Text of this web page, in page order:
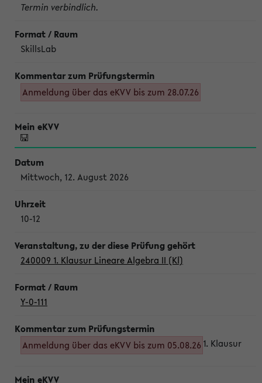
Termin verbindlich.
SkillsLab
Anmeldung über das eKVV bis zum 28.07.26
Mittwoch, 12. August 2026
10-12
240009 1. Klausur Lineare Algebra II (Kl)
Y-0-111
Anmeldung über das eKVV bis zum 05.08.26 1. Klausur